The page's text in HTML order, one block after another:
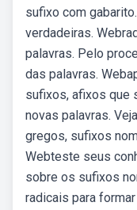
sufixo com
verdadeiras.
palavras. Pelo
das palavras.
sufixos, afixos que
novas palavras.
gregos, sufixos
Webteste seus
sobre os sufixos
radicais para